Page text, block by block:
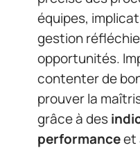
équipes,
gestion
opportunités.
contenter de
prouver la
grâce à des
performanceet